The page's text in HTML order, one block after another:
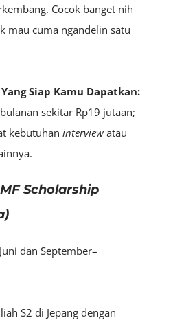
Cocok banget nih
mau cuma ngandelin satu
Siap Kamu Dapatkan:
sekitar Rp19 jutaan;
kebutuhan interview atau
Scholarship
dan September–
S2 di Jepang dengan